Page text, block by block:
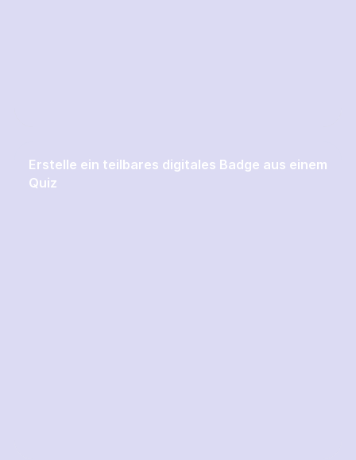
Erstelle ein teilbares digitales Badge aus einem
Quiz